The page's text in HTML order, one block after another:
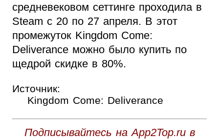
средневековом сеттинге проходила в
Steam с 20 по 27 апреля. В этот
промежуток Kingdom Come:
Deliverance можно было купить по
щедрой скидке в 80%.
Источник:
Kingdom Come: Deliverance
Подписывайтесь на App2Top.ru в